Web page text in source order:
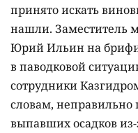
принято искать
нашли. Заместитель
Юрий Ильин на
в паводковой
сотрудники
словам, неправильно
выпавших осадков